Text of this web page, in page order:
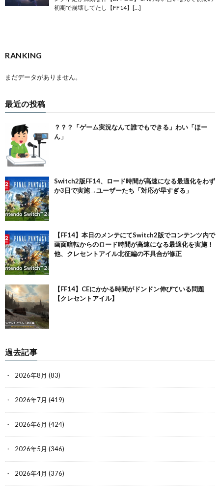
初期で崩壊してたし【FF14】[…]
RANKING
まだデータがありません。
最近の投稿
？？？「ゲーム実況なんて誰でもできる」わい「ほー
ん」
Switch2版FF14、ロード時間が高速になる最適化をわず
か3日で実施→ユーザーたち「対応が早すぎる」
【FF14】本日のメンテにてSwitch2版でコンテンツ内で
画面暗転からのロード時間が高速になる最適化を実施！
他、クレセントアイル北征編の不具合が修正
【FF14】CEにかかる時間がドンドン伸びている問題
【クレセントアイル】
過去記事
2026年8月 (83)
2026年7月 (419)
2026年6月 (424)
2026年5月 (346)
2026年4月 (376)